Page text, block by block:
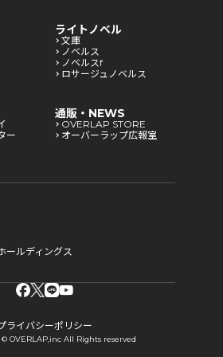
ライトノベル
文庫
ノベルス
ノベルスf
ロサージュノベルス
ー
通販・NEWS
OVERLAP STORE
オーバーラップ広報室
ールディングス
ライバシーポリシー
© OVERLAP,inc All Rights reserved